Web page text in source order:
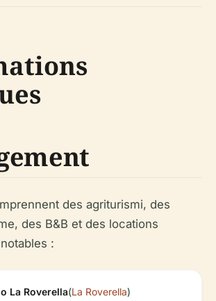
des agriturismi, des
des B&B et des locations
:
La Roverella(La Roverella)